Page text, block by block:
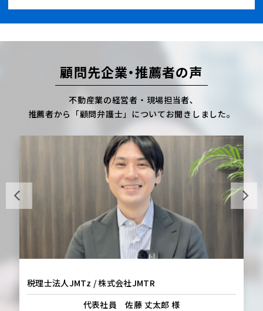
顧問先企業・推薦者の声
不動産業の経営者・現場担当者､
推薦者から「顧問弁護士」についてお聞きしました。
税理士法人JMTz / 株式会社JMTR
代表社員 佐藤 丈太郎 様